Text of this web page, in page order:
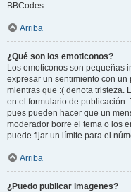
BBCodes.
Arriba
¿Qué son los emoticonos?
Los emoticonos son pequeñas
expresar un sentimiento con
mientras que :( denota tristeza.
en el formulario de publicación.
pues pueden hacer que un
moderador borre el tema o los
puede fijar un límite para el
Arriba
¿Puedo publicar imagenes?